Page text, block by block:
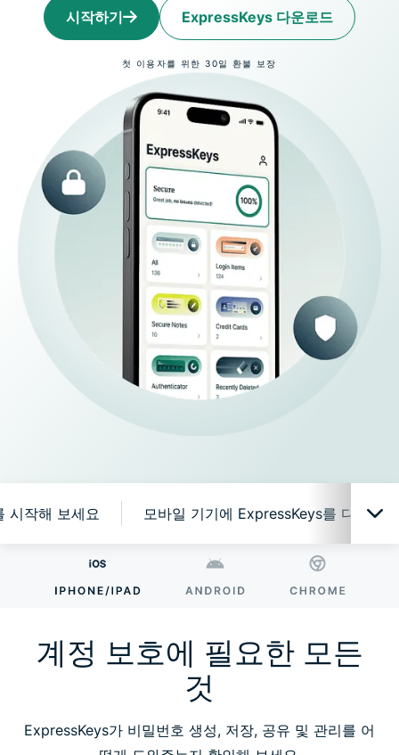
시작하기 ExpressKeys 다운로드
첫 이용자를 위한 30일 환불 보장
시작해 보세요 모바일 기기에 ExpressKeys를 다운로
계정 보호에 필요한 모든 것
ExpressKeys여야만 하는 이유
스마트한 기능, 간단한 사용법
ExpressKeys를 시작해 보세요
계정 보호에 필요한 모든
것
ExpressKeys가 비밀번호 생성, 저장, 공유 및 관리를 어